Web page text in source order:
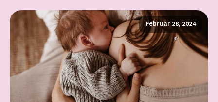
Februar 28, 2024